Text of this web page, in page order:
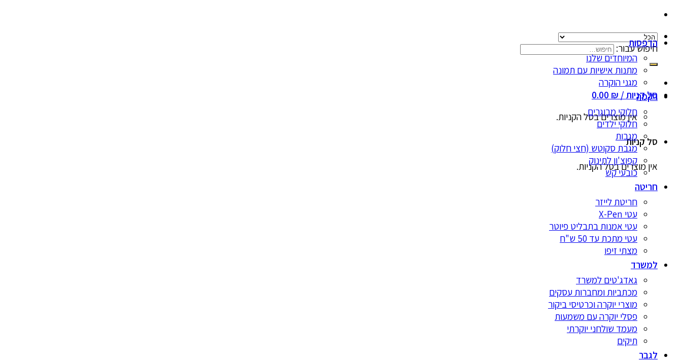
חיפוש עבור:
סל קניות / 0.00 ₪
אין מוצרים בסל הקניות.
סל קניות
אין מוצרים בסל הקניות.
הדפסות
המיוחדים שלנו
מתנות אישיות עם תמונה
מגני הוקרה
רקמה
חלוקי מבוגרים
חלוקי ילדים
מגבות
מגבת סקוטש (חצי חלוק)
קפוצ'ון לתינוק
כובעי קש
חריטה
חריטת לייזר
עטי X-Pen
עטי אמנות בתבליט פיוטר
עטי מתכת עד 50 ש"ח
מצתי זיפו
למשרד
גאדג'טים למשרד
מכתביות ומחברות עסקים
מוצרי יוקרה וכרטיסי ביקור
פסלי יוקרה עם משמעות
מעמד שולחני יוקרתי
תיקים
לגבר